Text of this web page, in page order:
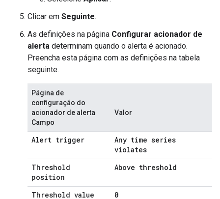
Clicar em Seguinte.
As definições na página Configurar acionador de
alerta determinam quando o alerta é acionado.
Preencha esta página com as definições na tabela
seguinte.
Página de
configuração do
acionador de alerta
Campo
Valor
Alert trigger
Any time series
violates
Threshold
position
Above threshold
Threshold value 0